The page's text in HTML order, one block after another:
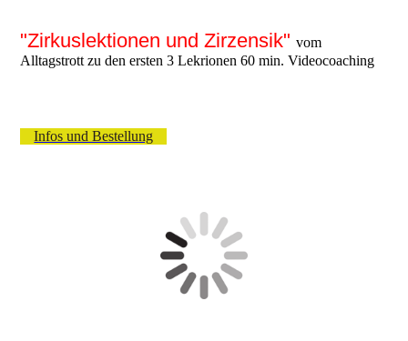
"Zirkuslektionen und Zirzensik"vom
Alltagstrott zu den ersten 3 Lekrionen 60 min. Videocoaching
Infos und Bestellung